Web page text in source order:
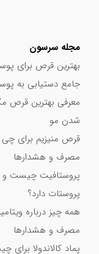
مجله سرسون
بهترین قرص برای
جامع دستیابی به
معرفی بهترین قرص
شدن مو
قرص منیزیم برای چی
مصرف و هشدارها
پروستافیت چیست و
پروستات دارد؟
مصرف و هشدارها
پماد کالاندولا